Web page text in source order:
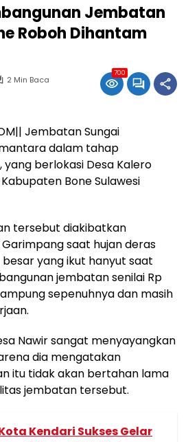
Jembatan
Roboh Dihantam
2 Min Baca
700
Jembatan Sungai
dalam tahap
berlokasi Desa Kalero
Bone Sulawesi
tersebut diakibatkan
saat hujan deras
yang ikut hanyut saat
jembatan senilai Rp
sepenuhnya dan masih
Nawir sangat menyayangkan
dia mengatakan
itu tidak akan bertahan lama
jembatan tersebut.
Kendari Sukses Gelar